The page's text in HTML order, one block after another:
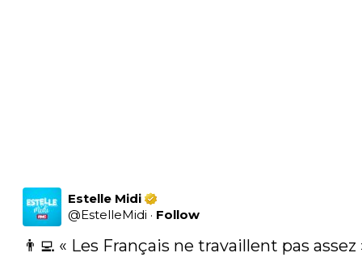
Estelle Midi
@EstelleMidi · Follow
👨‍💻 « Les Français ne travaillent pas assez